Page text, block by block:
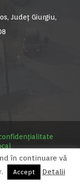
Județ Giurgiu,
de MediaDigi.ro
în continuare vă
Accept Detalii